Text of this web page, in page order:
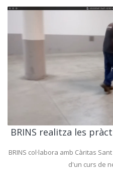
BRINS realitza les
BRINS col·labora amb Càritas
d'un curs de